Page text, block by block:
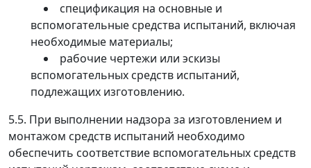
спецификация на основные и
вспомогательные средства испытаний, включая
необходимые материалы;
рабочие чертежи или эскизы
вспомогательных средств испытаний,
подлежащих изготовлению.
5.5. При выполнении надзора за изготовлением и
монтажом средств испытаний необходимо
обеспечить соответствие вспомогательных средств